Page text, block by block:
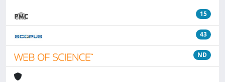
15
43
ND